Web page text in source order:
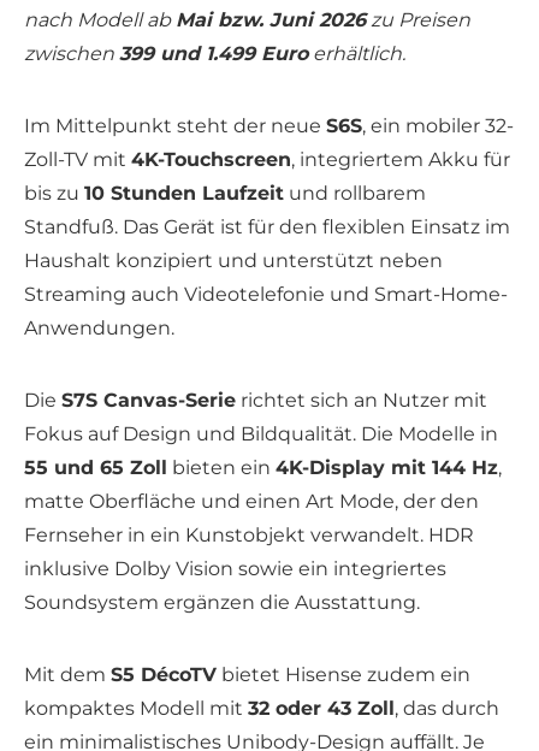
nach Modell ab Mai bzw. Juni 2026zu Preisen
zwischen 399 und 1.499 Euroerhältlich.
Im Mittelpunkt steht der neue S6S, ein mobiler 32-
Zoll-TV mit 4K-Touchscreen, integriertem Akku für
bis zu 10 Stunden Laufzeit und rollbarem
Standfuß. Das Gerät ist für den flexiblen Einsatz im
Haushalt konzipiert und unterstützt neben
Streaming auch Videotelefonie und Smart-Home-
Anwendungen.
Die S7S Canvas-Serie richtet sich an Nutzer mit
Fokus auf Design und Bildqualität. Die Modelle in
55 und 65 Zoll bieten ein 4K-Display mit 144 Hz,
matte Oberfläche und einen Art Mode, der den
Fernseher in ein Kunstobjekt verwandelt. HDR
inklusive Dolby Vision sowie ein integriertes
Soundsystem ergänzen die Ausstattung.
Mit dem S5 DécoTV bietet Hisense zudem ein
kompaktes Modell mit 32 oder 43 Zoll, das durch
ein minimalistisches Unibody-Design auffällt. Je